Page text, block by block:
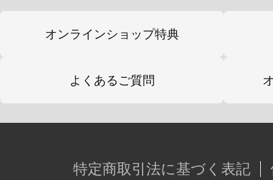
オンラインショップ特典
よくあるご質問
特定商取引法に基づく表記